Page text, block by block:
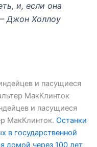
и, если она
Джон Холлоу
и пасущиеся
МакКлинток. Останки
в государственной
домой через 100 лет